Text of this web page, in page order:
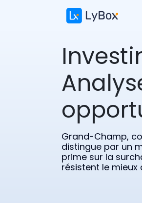
Grand-Champ,
distingue par un
prime sur la
résistent le mieux